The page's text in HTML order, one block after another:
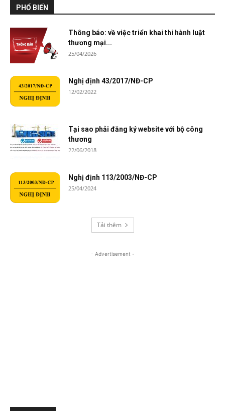
PHỔ BIẾN
Thông báo: về việc triển khai thi hành luật
thương mại...
25/04/2026
Nghị định 43/2017/NĐ-CP
12/02/2022
Tại sao phải đăng ký website với bộ công
thương
22/06/2018
Nghị định 113/2003/NĐ-CP
25/04/2024
Tải thêm
- Advertisement -